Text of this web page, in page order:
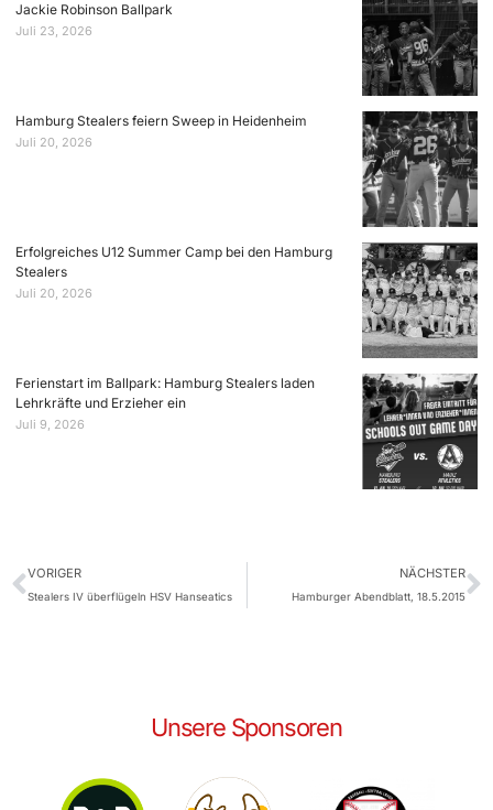
Jackie Robinson Ballpark
Juli 23, 2026
Hamburg Stealers feiern Sweep in Heidenheim
Juli 20, 2026
Erfolgreiches U12 Summer Camp bei den Hamburg
Stealers
Juli 20, 2026
Ferienstart im Ballpark: Hamburg Stealers laden
Lehrkräfte und Erzieher ein
Juli 9, 2026
VORIGER
Stealers IV überflügeln HSV Hanseatics
NÄCHSTER
Hamburger Abendblatt, 18.5.2015
Unsere Sponsoren